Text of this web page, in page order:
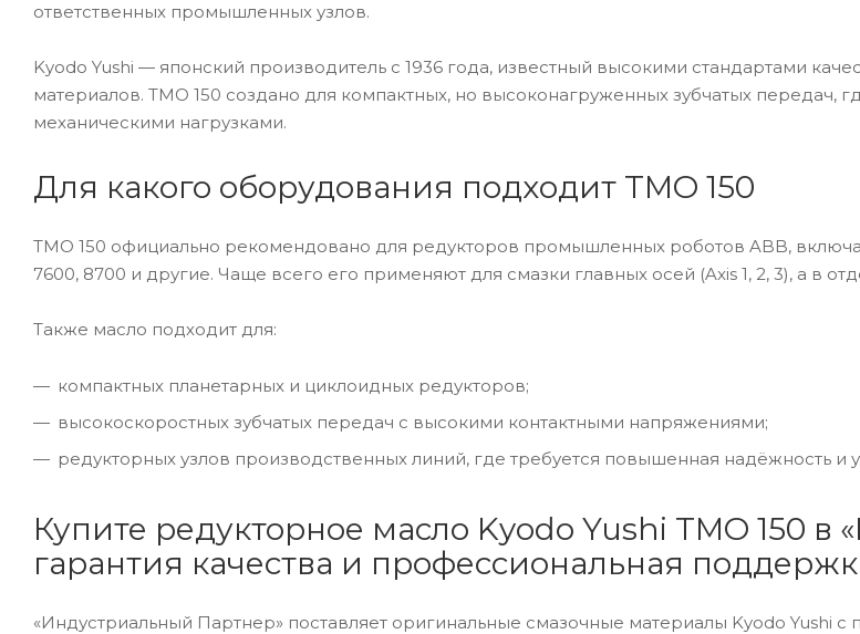
ответственных промышленных узлов.
Kyodo Yushi — японский производитель с 1936 года, известный высокими стандартами
материалов. TMO 150 создано для компактных, но высоконагруженных зубчатых
механическими нагрузками.
Для какого оборудования подходит TMO 150
TMO 150 официально рекомендовано для редукторов промышленных роботов ABB,
7600, 8700 и другие. Чаще всего его применяют для смазки главных осей (Axis 1, 2, 3), а в
Также масло подходит для:
компактных планетарных и циклоидных редукторов;
высокоскоростных зубчатых передач с высокими контактными напряжениями;
редукторных узлов производственных линий, где требуется повышенная надёжность и
Купите редукторное масло Kyodo Yushi TMO 150
гарантия качества и профессиональная
«Индустриальный Партнер» поставляет оригинальные смазочные материалы Kyodo Yushi